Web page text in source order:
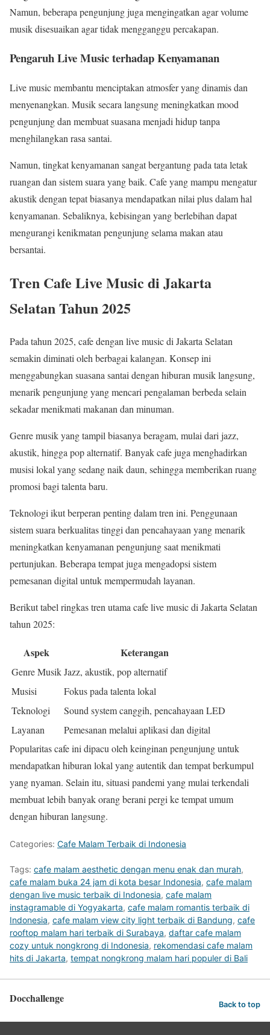
Namun, beberapa pengunjung juga mengingatkan agar volume
musik disesuaikan agar tidak mengganggu percakapan.
Pengaruh Live Music terhadap Kenyamanan
Live music membantu menciptakan atmosfer yang dinamis dan
menyenangkan. Musik secara langsung meningkatkan mood
pengunjung dan membuat suasana menjadi hidup tanpa
menghilangkan rasa santai.
Namun, tingkat kenyamanan sangat bergantung pada tata letak
ruangan dan sistem suara yang baik. Cafe yang mampu mengatur
akustik dengan tepat biasanya mendapatkan nilai plus dalam hal
kenyamanan. Sebaliknya, kebisingan yang berlebihan dapat
mengurangi kenikmatan pengunjung selama makan atau
bersantai.
Tren Cafe Live Music di Jakarta
Selatan Tahun 2025
Pada tahun 2025, cafe dengan live music di Jakarta Selatan
semakin diminati oleh berbagai kalangan. Konsep ini
menggabungkan suasana santai dengan hiburan musik langsung,
menarik pengunjung yang mencari pengalaman berbeda selain
sekadar menikmati makanan dan minuman.
Genre musik yang tampil biasanya beragam, mulai dari jazz,
akustik, hingga pop alternatif. Banyak cafe juga menghadirkan
musisi lokal yang sedang naik daun, sehingga memberikan ruang
promosi bagi talenta baru.
Teknologi ikut berperan penting dalam tren ini. Penggunaan
sistem suara berkualitas tinggi dan pencahayaan yang menarik
meningkatkan kenyamanan pengunjung saat menikmati
pertunjukan. Beberapa tempat juga mengadopsi sistem
pemesanan digital untuk mempermudah layanan.
Berikut tabel ringkas tren utama cafe live music di Jakarta Selatan
tahun 2025:
Aspek Keterangan
Genre MusikJazz, akustik, pop alternatif
Musisi
Fokus pada talenta lokal
Teknologi
Sound system canggih, pencahayaan LED
Layanan
Pemesanan melalui aplikasi dan digital
Popularitas cafe ini dipacu oleh keinginan pengunjung untuk
mendapatkan hiburan lokal yang autentik dan tempat berkumpul
yang nyaman. Selain itu, situasi pandemi yang mulai terkendali
membuat lebih banyak orang berani pergi ke tempat umum
dengan hiburan langsung.
Categories: Cafe Malam Terbaik di Indonesia
Tags: cafe malam aesthetic dengan menu enak dan murah,
cafe malam buka 24 jam di kota besar Indonesia, cafe malam
dengan live music terbaik di Indonesia, cafe malam
instagramable di Yogyakarta, cafe malam romantis terbaik di
Indonesia, cafe malam view city light terbaik di Bandung, cafe
rooftop malam hari terbaik di Surabaya, daftar cafe malam
cozy untuk nongkrong di Indonesia, rekomendasi cafe malam
hits di Jakarta, tempat nongkrong malam hari populer di Bali
Docchallenge Back to top